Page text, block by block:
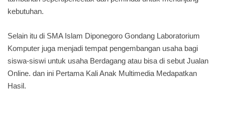
kebutuhan.
Selain itu di SMA Islam Diponegoro Gondang Laboratorium
Komputer juga menjadi tempat pengembangan usaha bagi
siswa-siswi untuk usaha Berdagang atau bisa di sebut Jualan
Online. dan ini Pertama Kali Anak Multimedia Medapatkan
Hasil.